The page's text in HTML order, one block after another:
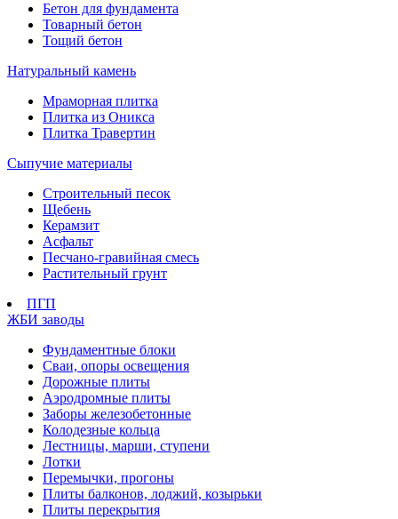
Бетон для фундамента
Товарный бетон
Тощий бетон
Натуральный камень
Мраморная плитка
Плитка из Оникса
Плитка Травертин
Сыпучие материалы
Строительный песок
Щебень
Керамзит
Асфальт
Песчано-гравийная смесь
Растительный грунт
ПГП
ЖБИ заводы
Фундаментные блоки
Сваи, опоры освещения
Дорожные плиты
Аэродромные плиты
Заборы железобетонные
Колодезные кольца
Лестницы, марши, ступени
Лотки
Перемычки, прогоны
Плиты балконов, лоджий, козырьки
Плиты перекрытия